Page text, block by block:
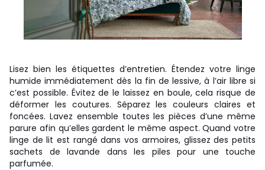
Lisez bien les étiquettes d’entretien. Étendez votre linge
humide immédiatement dès la fin de lessive, à l’air libre si
c’est possible. Évitez de le laissez en boule, cela risque de
déformer les coutures. Séparez les couleurs claires et
foncées. Lavez ensemble toutes les pièces d’une même
parure afin qu’elles gardent le même aspect. Quand votre
linge de lit est rangé dans vos armoires, glissez des petits
sachets de lavande dans les piles pour une touche
parfumée.